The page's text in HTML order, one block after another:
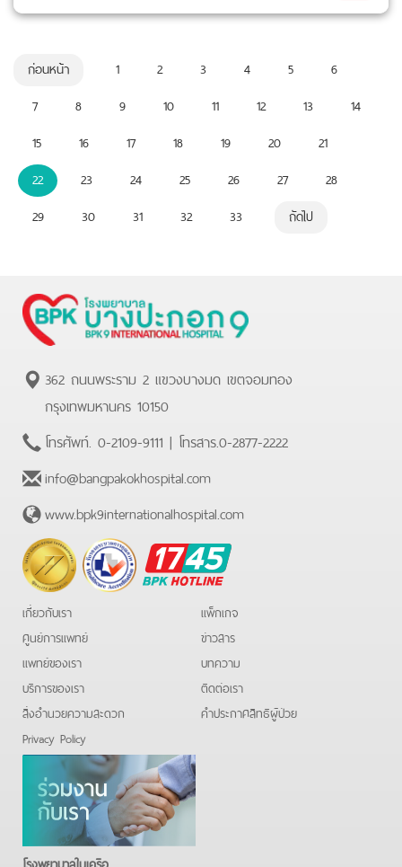
ก่อนหน้า 1 2 3 4 5
6
7
8 9 10 11 12 13
14
15
16 17 18 19 20
21
22
23 24 25 26 27
28
29
30 31 32 33 ถัดไป
362 ถนนพระราม 2 แขวงบางมด เขตจอมทอง
กรุงเทพมหานคร 10150
โทรศัพท์. 0-2109-9111 | โทรสาร.0-2877-2222
info@bangpakokhospital.com
www.bpk9internationalhospital.com
BPK
Hotline
เกี่ยวกับเรา
ศูนย์การแพทย์
แพทย์ของเรา
บริการของเรา
สิ่งอำนวยความสะดวก
Privacy Policy
แพ็กเกจ
ข่าวสาร
บทความ
ติดต่อเรา
คําประกาศสิทธิผู้ป่วย